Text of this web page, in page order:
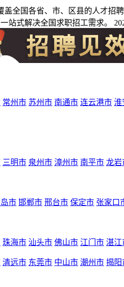
盖全国各省、市、区县的人才
站式解决全国求职招工需求。
常州市 苏州市 南通市 连云港市 淮
三明市 泉州市 漳州市 南平市 龙岩
市 邯郸市 邢台市 保定市 张家口
珠海市 汕头市 佛山市 江门市 湛江
清远市 东莞市 中山市 潮州市 揭阳